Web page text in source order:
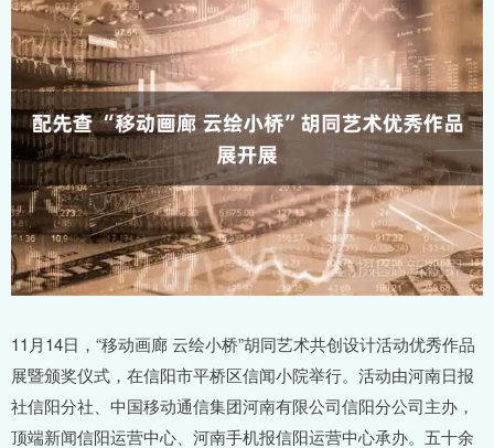
11月14日，“移动画廊 云绘小桥”胡同艺术共创设计活动优秀作品
展暨颁奖仪式，在信阳市平桥区信闻小院举行。活动由河南日报
社信阳分社、中国移动通信集团河南有限公司信阳分公司主办，
顶端新闻信阳运营中心、河南手机报信阳运营中心承办。五十余